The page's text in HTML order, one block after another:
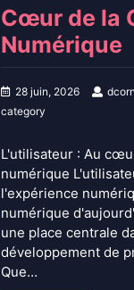
Cœur de la
Numérique
28 juin, 2026
category
L'utilisateur : Au
numérique
l'expérience
numérique
une place centrale
développement de
Que…